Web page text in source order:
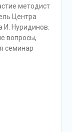
методист
Центра
И. Нуридинов.
вопросы,
семинар